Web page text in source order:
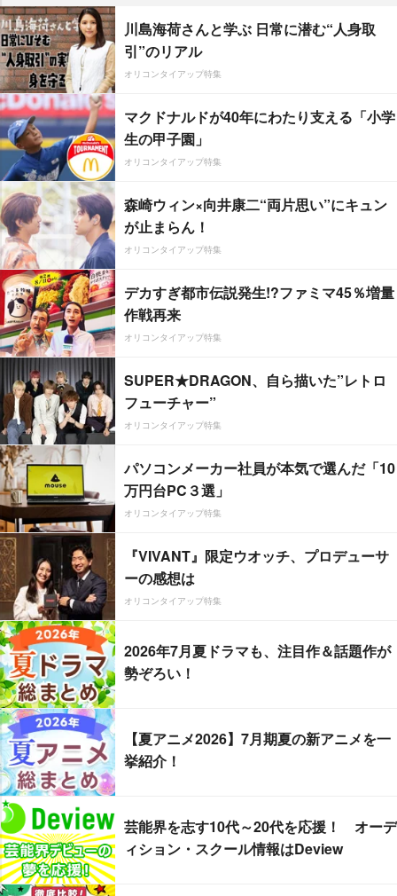
川島海荷さんと学ぶ 日常に潜む“人身取
引”のリアル
オリコンタイアップ特集
マクドナルドが40年にわたり支える「小学
生の甲子園」
オリコンタイアップ特集
森崎ウィン×向井康二“両片思い”にキュン
が止まらん！
オリコンタイアップ特集
デカすぎ都市伝説発生!?ファミマ45％増量
作戦再来
オリコンタイアップ特集
SUPER★DRAGON、自ら描いた”レトロ
フューチャー”
オリコンタイアップ特集
パソコンメーカー社員が本気で選んだ「10
万円台PC３選」
オリコンタイアップ特集
『VIVANT』限定ウオッチ、プロデューサ
ーの感想は
オリコンタイアップ特集
2026年7月夏ドラマも、注目作＆話題作が
勢ぞろい！
【夏アニメ2026】7月期夏の新アニメを一
挙紹介！
芸能界を志す10代～20代を応援！ オーデ
ィション・スクール情報はDeview